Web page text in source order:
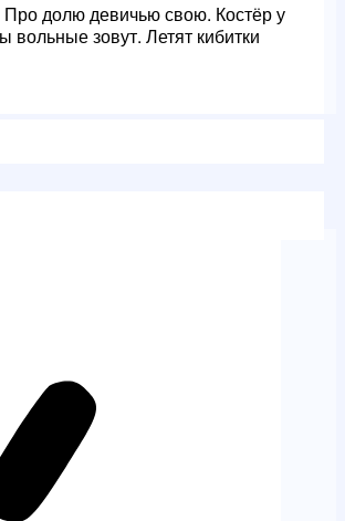
Про долю девичью свою. Костёр у
зовут. Летят кибитки